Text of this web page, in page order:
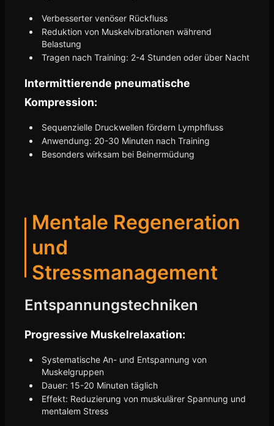
Verbesserter venöser Rückfluss
Reduktion von Muskelvibrationen während
Belastung
Tragen nach Training: 2-4 Stunden oder über Nacht
Intermittierende pneumatische
Kompression:
Sequenzielle Druckwellen fördern Lymphfluss
Anwendung: 20-30 Minuten nach Training
Besonders wirksam bei Beinermüdung
Mentale Regeneration
und
Stressmanagement
Entspannungstechniken
Progressive Muskelrelaxation:
Systematische An- und Entspannung von
Muskelgruppen
Dauer: 15-20 Minuten täglich
Effekt: Reduzierung von muskulärer Spannung und
mentalem Stress